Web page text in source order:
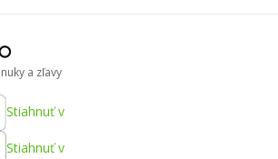
a zľavy
Stiahnuť v
Stiahnuť v